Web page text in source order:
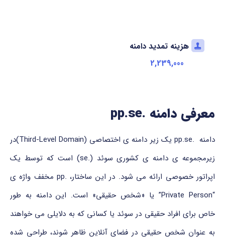
هزینه تمدید دامنه
2,239,000
معرفی دامنه .pp.se
دامنه .pp.se یک زیر دامنه ی اختصاصی (Third-Level Domain)در
زیرمجموعه ی دامنه ی کشوری سوئد (.se) است که توسط یک
اپراتور خصوصی ارائه می شود. در این ساختار، .pp مخفف واژه ی
“Private Person” یا «شخص حقیقی» است. این دامنه به طور
خاص برای افراد حقیقی در سوئد یا کسانی که به دلایلی می خواهند
به عنوان شخص حقیقی در فضای آنلاین ظاهر شوند، طراحی شده